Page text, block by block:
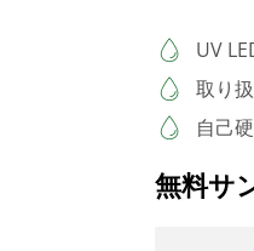
UV
取り
自己
無料サ